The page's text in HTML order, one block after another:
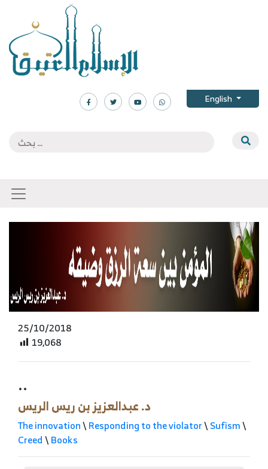
English
25/10/2018
19,068
..
د. عبدالعزيز بن ريس الريس
The innovation\Responding to the violator\Sufism\
Creed\Books